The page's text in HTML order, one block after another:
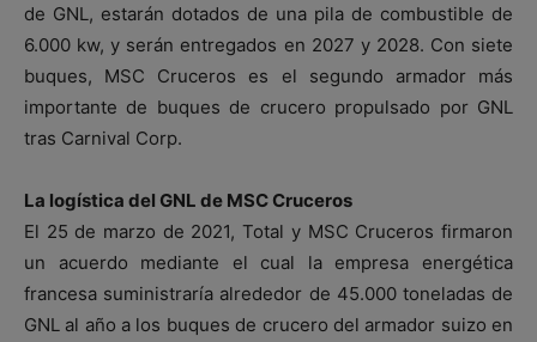
de GNL, estarán dotados de una pila de combustible de
6.000 kw, y serán entregados en 2027 y 2028. Con siete
buques, MSC Cruceros es el segundo armador más
importante de buques de crucero propulsado por GNL
tras Carnival Corp.
La logística del GNL de MSC Cruceros
El 25 de marzo de 2021, Total y MSC Cruceros firmaron
un acuerdo mediante el cual la empresa energética
francesa suministraría alrededor de 45.000 toneladas de
GNL al año a los buques de crucero del armador suizo en